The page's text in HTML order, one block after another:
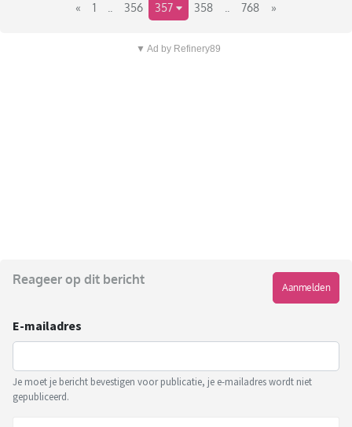
« 1 356 357 358 768 »
▼ Ad by Refinery89
Reageer op dit bericht
Aanmelden
E-mailadres
Je moet je bericht bevestigen voor publicatie, je e-mailadres wordt niet
gepubliceerd.